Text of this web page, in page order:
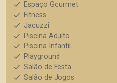
Espaço Gourmet
Fitness
Jacuzzi
Piscina Adulto
Piscina Infantil
Playground
Salão de Festa
Salão de Jogos